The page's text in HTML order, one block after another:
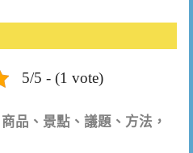
5/5 - (1 vote)
品、景點、議題、方法，